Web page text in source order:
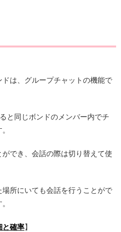
は、グループチャットの機能で
と同じボンドのメンバー内でチ
でき、会話の際は切り替えて使
所にいても会話を行うことがで
と確率】